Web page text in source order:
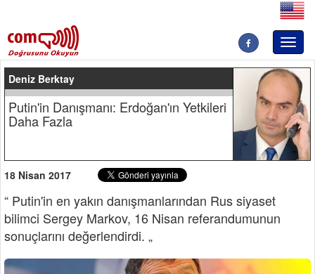
Deniz Berktay
Putin'in Danışmanı: Erdoğan'ın Yetkileri
Daha Fazla
18 Nisan 2017
“ Putin'in en yakın danışmanlarından Rus siyaset
bilimci Sergey Markov, 16 Nisan referandumunun
sonuçlarını değerlendirdi. „